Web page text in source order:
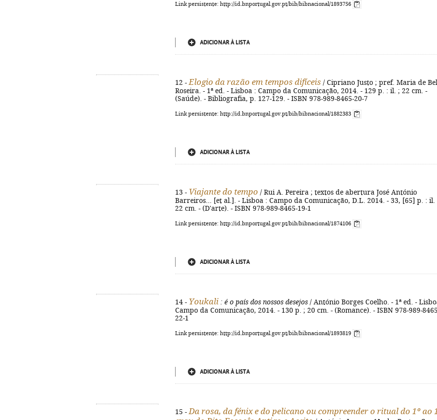
Link persistente: http://id.bnportugal.gov.pt/bib/bibnacional/1893756
ADICIONAR À LISTA
12 - Elogio da razão em tempos difíceis / Cipriano Justo ; pref. Maria de
Roseira. - 1ª ed. - Lisboa : Campo da Comunicação, 2014. - 129 p. : il. ; 22 cm. -
(Saúde). - Bibliografia, p. 127-129. - ISBN 978-989-8465-20-7
Link persistente: http://id.bnportugal.gov.pt/bib/bibnacional/1882383
ADICIONAR À LISTA
13 - Viajante do tempo / Rui A. Pereira ; textos de abertura José António
Barreiros... [et al.]. - Lisboa : Campo da Comunicação, D.L. 2014. - 33, [65] p. : il.
22 cm. - (D'arte). - ISBN 978-989-8465-19-1
Link persistente: http://id.bnportugal.gov.pt/bib/bibnacional/1874106
ADICIONAR À LISTA
14 - Youkali : é o país dos nossos desejos / António Borges Coelho. - 1ª ed. -
Campo da Comunicação, 2014. - 130 p. ; 20 cm. - (Romance). - ISBN 978-989-
22-1
Link persistente: http://id.bnportugal.gov.pt/bib/bibnacional/1893819
ADICIONAR À LISTA
15 - Da rosa, da fénix e do pelicano ou compreender o ritual do 1º ao